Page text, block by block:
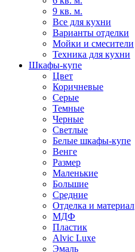
9 кв. м.
Все для кухни
Варианты отделки
Мойки и смесители
Техника для кухни
Шкафы-купе
Цвет
Коричневые
Серые
Темные
Черные
Светлые
Белые шкафы-купе
Венге
Размер
Маленькие
Большие
Средние
Отделка и материал
МДФ
Пластик
Alvic Luxe
Эмаль